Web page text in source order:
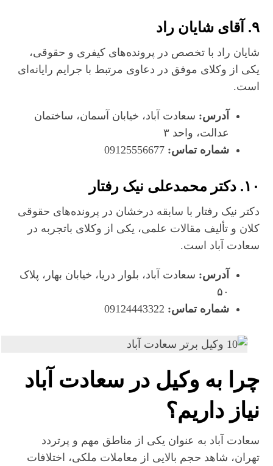
۹. آقای شایان راد
شایان راد با تخصص در پرونده‌های کیفری و حقوقی،
یکی از وکلای موفق در دعاوی مرتبط با جرایم رایانه‌ای
است.
آدرس: سعادت‌ آباد، خیابان آسمان، ساختمان
عدالت، واحد ۳
شماره تماس: 09125556677
۱۰. دکتر محمدعلی نیک‌ رفتار
دکتر نیک‌ رفتار با سابقه درخشان در پرونده‌های حقوقی
کلان و تألیف مقالات علمی، یکی از وکلای باتجربه در
سعادت‌ آباد است.
آدرس: سعادت‌ آباد، بلوار دریا، خیابان بهار، پلاک
۵۰
شماره تماس:
چرا به وکیل در سعادت آباد
نیاز داریم؟
سعادت آباد به عنوان یکی از مناطق مهم و پرتردد
تهران، شاهد حجم بالایی از معاملات ملکی، اختلافات